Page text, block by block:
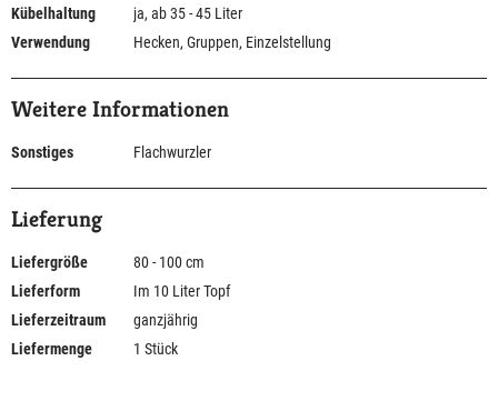
Kübelhaltung
ja, ab 35 - 45 Liter
Verwendung
Hecken, Gruppen, Einzelstellung
Weitere Informationen
Sonstiges Flachwurzler
Lieferung
Liefergröße
80 - 100 cm
Lieferform
Im 10 Liter Topf
Lieferzeitraum
ganzjährig
Liefermenge
1 Stück